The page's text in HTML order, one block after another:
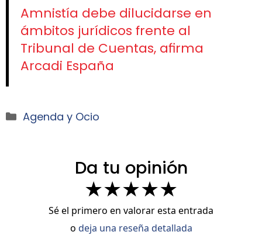
Amnistía debe dilucidarse en
ámbitos jurídicos frente al
Tribunal de Cuentas, afirma
Arcadi España
Categorías
Agenda y Ocio
Da tu opinión
★★★★★
Sé el primero en valorar esta entrada
o deja una reseña detallada